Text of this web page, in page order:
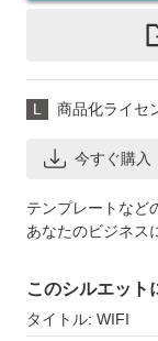
L 商品化ライセ
今すぐ購入
テンプレートなど
あなたのビジネス
このシルエット
タイトル: WIFI